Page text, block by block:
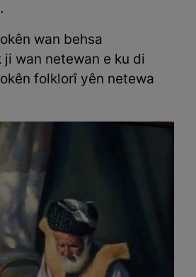
wan behsa
wan netewan e ku di
folklorî yên netewa